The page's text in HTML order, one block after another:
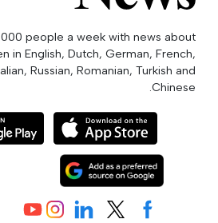
people a week with news about
in English, Dutch, German, French,
Russian, Romanian, Turkish and
Chinese.